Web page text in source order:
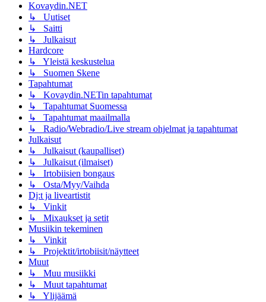
Kovaydin.NET
↳ Uutiset
↳ Saitti
↳ Julkaisut
Hardcore
↳ Yleistä keskustelua
↳ Suomen Skene
Tapahtumat
↳ Kovaydin.NETin tapahtumat
↳ Tapahtumat Suomessa
↳ Tapahtumat maailmalla
↳ Radio/Webradio/Live stream ohjelmat ja tapahtumat
Julkaisut
↳ Julkaisut (kaupalliset)
↳ Julkaisut (ilmaiset)
↳ Irtobiisien bongaus
↳ Osta/Myy/Vaihda
Dj:t ja liveartistit
↳ Vinkit
↳ Mixaukset ja setit
Musiikin tekeminen
↳ Vinkit
↳ Projektit/irtobiisit/näytteet
Muut
↳ Muu musiikki
↳ Muut tapahtumat
↳ Ylijäämä